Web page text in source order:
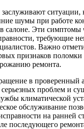
ситуации,
шумы при работе
салоне. Эти симптомы
требующие
Важно
признаков
ремонта.
в проверенный
проблем и
климатической
обслуживание
на ранней
последующего